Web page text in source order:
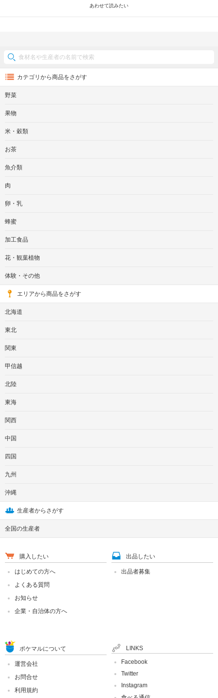
あわせて読みたい
カテゴリから商品をさがす
野菜
果物
米・穀類
お茶
魚介類
肉
卵・乳
蜂蜜
加工食品
花・観葉植物
体験・その他
エリアから商品をさがす
北海道
東北
関東
甲信越
北陸
東海
関西
中国
四国
九州
沖縄
生産者からさがす
全国の生産者
購入したい
はじめての方へ
よくある質問
お知らせ
企業・自治体の方へ
出品したい
出品者募集
ポケマルについて
運営会社
お問合せ
利用規約
LINKS
Facebook
Twitter
Instagram